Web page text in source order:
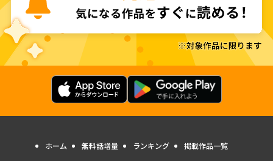
ホーム 無料話増量 ランキング 掲載作品一覧